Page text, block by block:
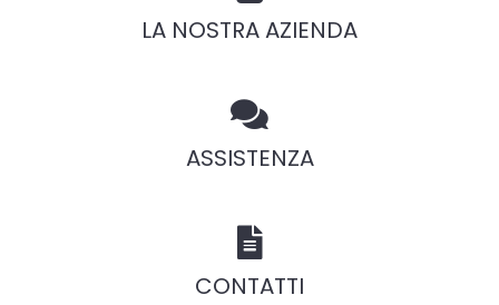
LA NOSTRA AZIENDA
ASSISTENZA
CONTATTI